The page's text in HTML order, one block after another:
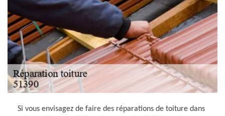
Si vous envisagez de faire des réparations de toiture dans